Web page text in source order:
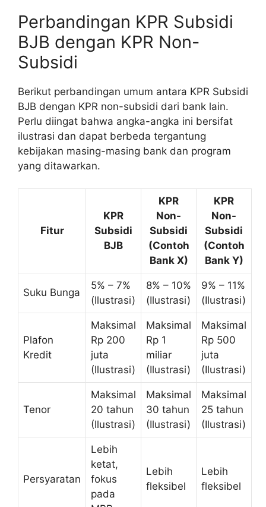
Perbandingan KPR Subsidi
BJB dengan KPR Non-
Subsidi
Berikut perbandingan umum antara KPR Subsidi
BJB dengan KPR non-subsidi dari bank lain.
Perlu diingat bahwa angka-angka ini bersifat
ilustrasi dan dapat berbeda tergantung
kebijakan masing-masing bank dan program
yang ditawarkan.
Fitur
KPR
Subsidi
BJB
KPR
Non-
Subsidi
(Contoh
Bank X)
KPR
Non-
Subsidi
(Contoh
Bank Y)
Suku Bunga
5% – 7%
(Ilustrasi)
8% – 10%
(Ilustrasi)
9% – 11%
(Ilustrasi)
Plafon
Kredit
Maksimal
Rp 200
juta
(Ilustrasi)
Maksimal
Rp 1
miliar
(Ilustrasi)
Maksimal
Rp 500
juta
(Ilustrasi)
Tenor
Maksimal
20 tahun
(Ilustrasi)
Maksimal
30 tahun
(Ilustrasi)
Maksimal
25 tahun
(Ilustrasi)
Persyaratan
Lebih
ketat,
fokus
pada
Lebih
fleksibel
Lebih
fleksibel